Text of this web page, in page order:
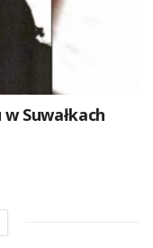
Suwałkach